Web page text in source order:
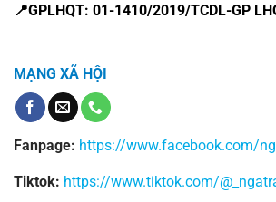
📍GPLHQT: 01-1410/2019/TCDL-GP
MẠNG XÃ HỘI
Fanpage: https://www.facebook.com/
Tiktok: https://www.tiktok.com/